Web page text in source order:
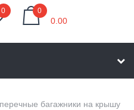
0 0
0.00
багажники на крышу